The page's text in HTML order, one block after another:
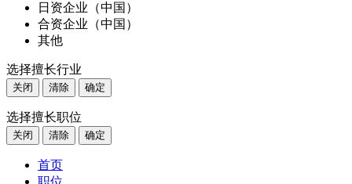
日资企业（中国）
合资企业（中国）
其他
选择擅长行业
关闭 清除 确定
选择擅长职位
关闭 清除 确定
首页